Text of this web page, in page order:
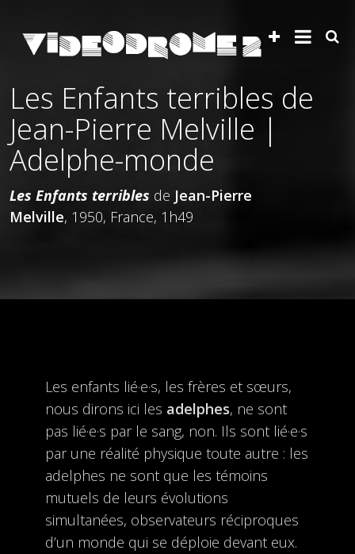
Les Enfants terribles de
Jean-Pierre Melville |
Adelphe-monde
Les Enfants terribles de Jean-Pierre
Melville, 1950, France, 1h49
Les enfants lié·e·s, les frères et sœurs,
nous dirons ici les adelphes, ne sont
pas lié·e·s par le sang, non. Ils sont lié·e·s
par une réalité physique toute autre : les
adelphes ne sont que les témoins
mutuels de leurs évolutions
simultanées, observateurs réciproques
d’un monde qui se déploie devant eux.